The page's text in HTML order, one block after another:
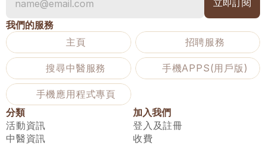
我們的服務
主頁
招聘服務
搜尋中醫服務 手機APPS(用戶版)
手機應用程式專頁
分類
活動資訊
中醫資訊
加入我們
登入及註冊
收費